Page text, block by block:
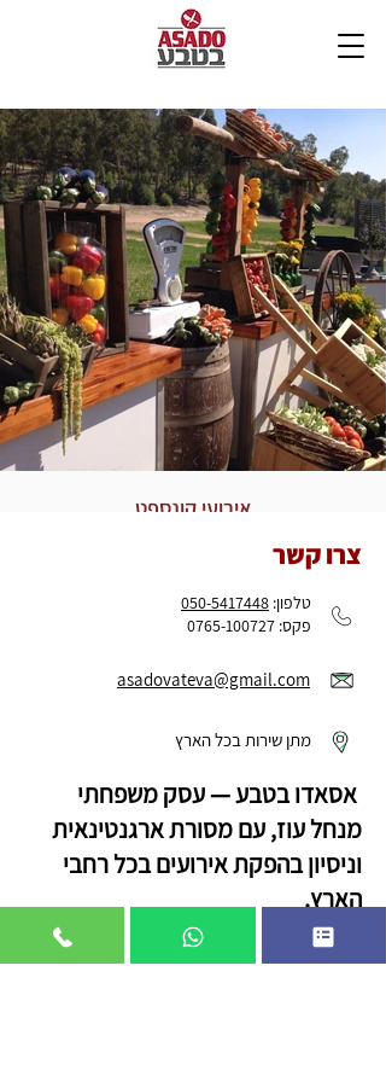
אירועי קונספט
צרו קשר
טלפון: 050-5417448
פקס: 0765-100727
asadovateva@gmail.com
מתן שירות בכל הארץ
אסאדו בטבע — עסק משפחתי
מנחל עוז, עם מסורת ארגנטינאית
וניסיון בהפקת אירועים בכל רחבי
הארץ.